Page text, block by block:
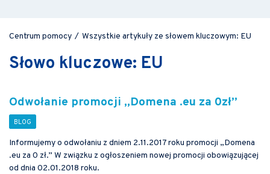
Centrum pomocy / Wszystkie artykuły ze słowem kluczowym: EU
Słowo kluczowe: EU
Odwołanie promocji „Domena .eu za 0zł”
Informujemy o odwołaniu z dniem 2.11.2017 roku promocji „Domena
.eu za 0 zł.” W związku z ogłoszeniem nowej promocji obowiązującej
od dnia 02.01.2018 roku.